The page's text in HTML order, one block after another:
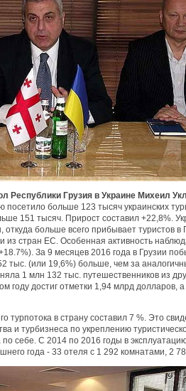
Республики Грузия в Украине Михеил
посетило больше 123 тысяч украинских
151 тысяч. Прирост составил +22,8%.
откуда больше всего прибывает туристов в
из стран ЕС. Особенная активность
За 9 месяцев 2016 года в Грузии
тыс. (или 19,6%) больше, чем за
1 млн 132 тыс. путешественников из
году достиг отметки 1,94 млрд долларов,
турпотока в страну составил 7 %. Это
и турбизнеса по укреплению
себе. С 2014 по 2016 годы в
года - 33 отеля с 1 292 комнатами, 2